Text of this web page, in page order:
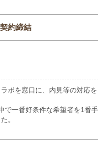
約締結
ボを窓口に、内見等の対応を
で一番好条件な希望者を1番手
。